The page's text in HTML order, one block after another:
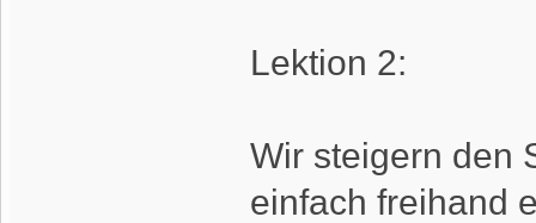
Lektion 2:
Wir steigern den
einfach freihand